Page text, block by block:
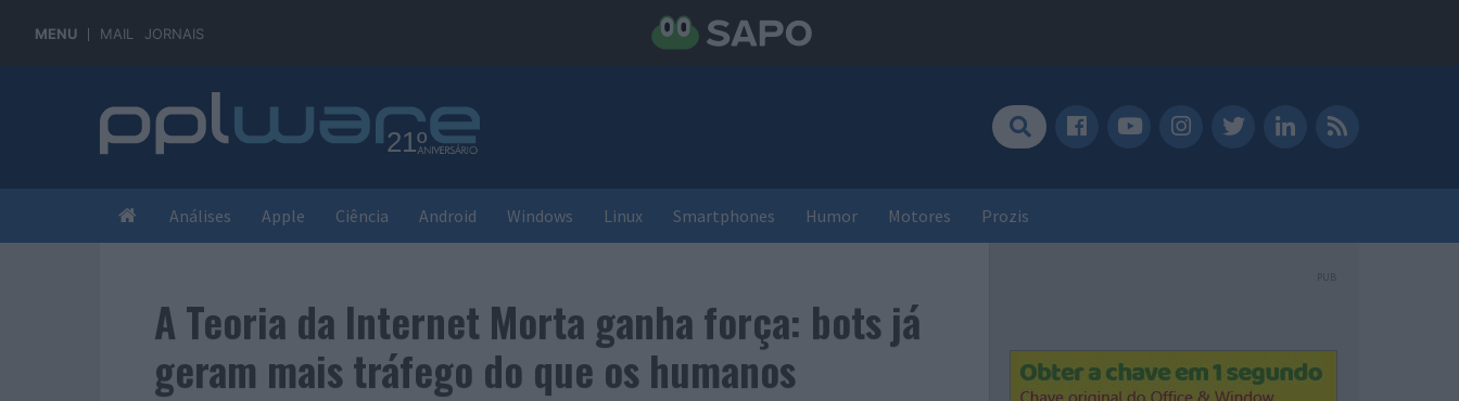
MENU MAIL JORNAIS
Análises Apple Ciência Android Windows Linux Smartphones Humor Motores Prozis
A Teoria da Internet Morta ganha força: bots já
geram mais tráfego do que os humanos
PUB